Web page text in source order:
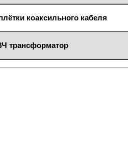
коаксильного кабеля
трансформатор